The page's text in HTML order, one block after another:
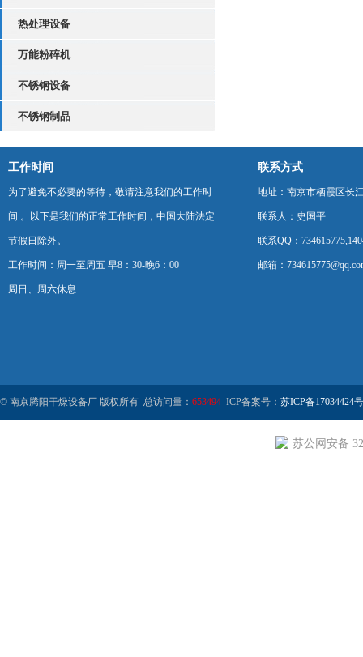
热处理设备
万能粉碎机
不锈钢设备
不锈钢制品
工作时间
为了避免不必要的等待，敬请注意我们的工作时
间 。以下是我们的正常工作时间，中国大陆法定
节假日除外。
工作时间：周一至周五 早8：30-晚6：00
周日、周六休息
联系方式
地址：南京市栖霞区长
联系人：史国平
联系QQ：
邮箱：
© 南京腾阳干燥设备厂 版权所有 总访问量： 653494 ICP备案号： 苏ICP备17034424
苏公网安备